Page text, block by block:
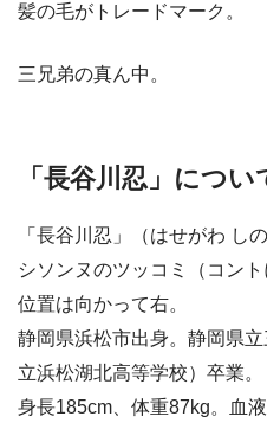
髪の毛がトレードマーク。
三兄弟の真ん中。
「長谷川忍」につい
「長谷川忍」（はせがわ し
シソンヌのツッコミ（コン
位置は向かって右。
静岡県浜松市出身。静岡県
立浜松湖北高等学校）卒業。
身長185cm、体重87kg。血液